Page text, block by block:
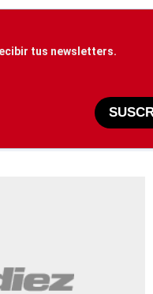
tus newsletters.